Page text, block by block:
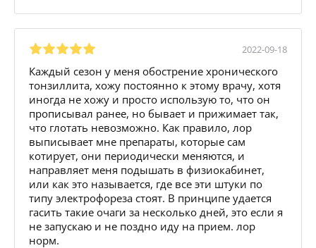
2022-09-18
Каждый сезон у меня обострение хронического
тонзиллита, хожу постоянно к этому врачу, хотя
иногда не хожу и просто использую то, что он
прописывал ранее, но бывает и прижимает так,
что глотать невозможно. Как правило, лор
выписывает мне препараты, которые сам
котирует, они периодически меняются, и
направляет меня подышать в физиокабинет,
или как это называется, где все эти штуки по
типу электрофореза стоят. В принципе удается
гасить такие очаги за несколько дней, это если я
не запускаю и не поздно иду на прием. лор
норм.